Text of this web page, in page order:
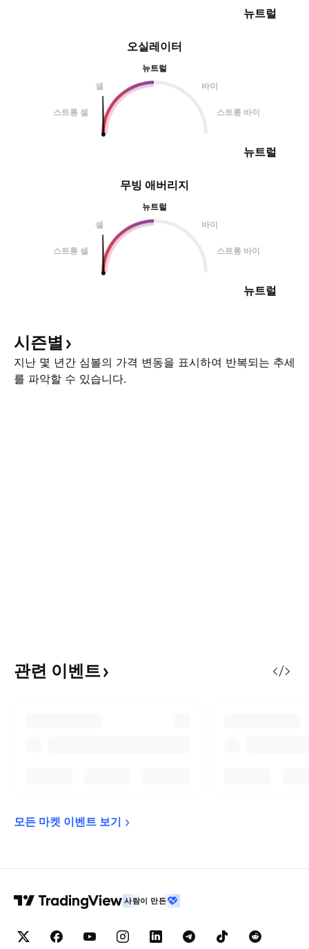
오실레이터
뉴트럴
셀
바이
스트롱 셀 스트롱 바이
뉴트럴
뉴트럴
무빙 애버리지
뉴트럴
셀
바이
스트롱 셀 스트롱 바이
뉴트럴
시즌별
지난 몇 년간 심볼의 가격 변동을 표시하여 반복되는 추세
를 파악할 수 있습니다.
관련 이벤트
모든 마켓 이벤트 보기
사람이 만든